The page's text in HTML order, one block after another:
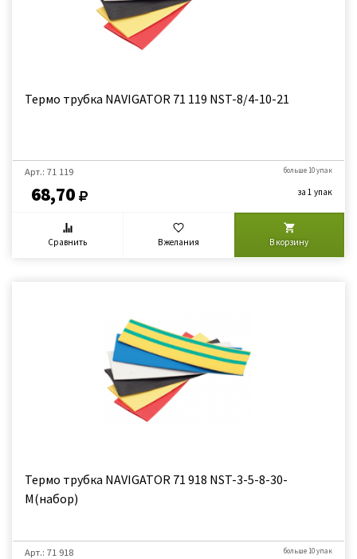
Термо трубка NAVIGATOR 71 119 NST-8/4-10-21
Арт.: 71 119
68,70
больше 10 упак
за 1 упак
Сравнить В желания В корзину
Термо трубка NAVIGATOR 71 918 NST-3-5-8-30-
M(набор)
Арт.: 71 918 больше 10 упак